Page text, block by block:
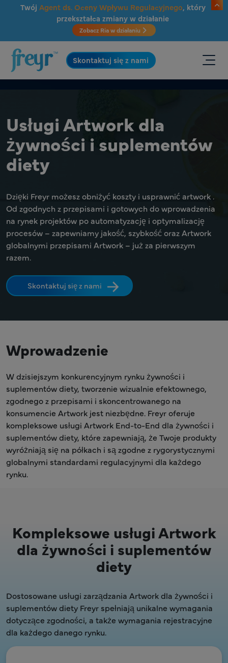
Przejdź do głównej treści
Twój Agent ds. Oceny Wpływu Regulacyjnego, który
przekształca zmiany w działanie
Zobacz Ria w działaniu
.
Skontaktuj się z nami
Usługi Artwork dla
żywności i suplementów
diety
Dzięki Freyr możesz obniżyć koszty i usprawnić artwork .
Od zgodnych z przepisami i gotowych do wprowadzenia
na rynek projektów po automatyzację i optymalizację
procesów – zapewniamy jakość, szybkość oraz Artwork
globalnymi przepisami Artwork – już za pierwszym
razem.
Skontaktuj się z nami
Wprowadzenie
W dzisiejszym konkurencyjnym rynku żywności i
suplementów diety, tworzenie wizualnie efektownego,
zgodnego z przepisami i skoncentrowanego na
konsumencie Artwork jest niezbędne. Freyr oferuje
kompleksowe usługi Artwork End-to-End dla żywności i
suplementów diety, które zapewniają, że Twoje produkty
wyróżniają się na półkach i są zgodne z rygorystycznymi
globalnymi standardami regulacyjnymi dla każdego
rynku.
Kompleksowe usługi Artwork
dla żywności i suplementów
diety
Dostosowane usługi zarządzania Artwork dla żywności i
suplementów diety Freyr spełniają unikalne wymagania
dotyczące zgodności, a także wymagania rejestracyjne
dla każdego danego rynku.